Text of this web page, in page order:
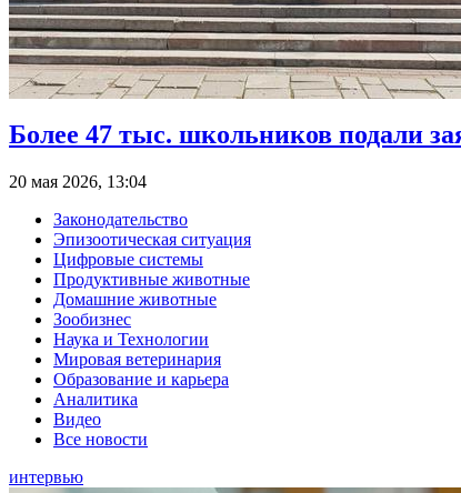
Более 47 тыс. школьников подали
20 мая 2026, 13:04
Законодательство
Эпизоотическая ситуация
Цифровые системы
Продуктивные животные
Домашние животные
Зообизнес
Наука и Технологии
Мировая ветеринария
Образование и карьера
Аналитика
Видео
Все новости
интервью